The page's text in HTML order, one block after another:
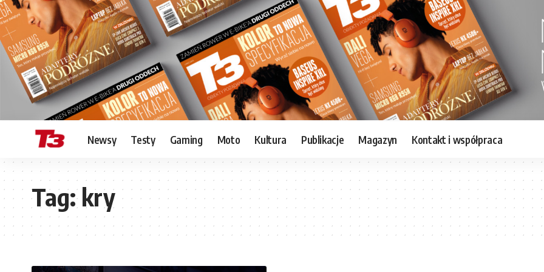
Newsy Testy Gaming Moto Kultura Publikacje Magazyn Kontakt i współpraca
Tag:kry